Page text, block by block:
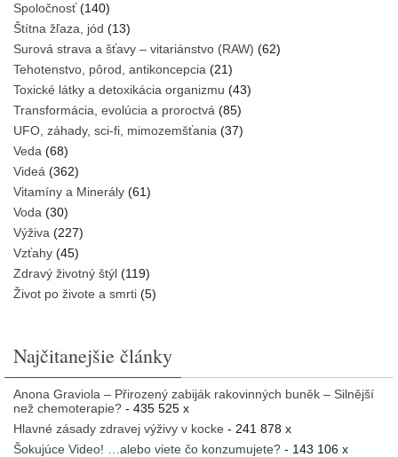
Spoločnosť(140)
Štítna žľaza, jód (13)
Surová strava a šťavy – vitariánstvo (RAW) (62)
Tehotenstvo, pôrod, antikoncepcia (21)
Toxické látky a detoxikácia organizmu (43)
Transformácia, evolúcia a proroctvá (85)
UFO, záhady, sci-fi, mimozemšťania (37)
Veda (68)
Videá (362)
Vitamíny a Minerály (61)
Voda (30)
Výživa (227)
Vzťahy (45)
Zdravý životný štýl (119)
Život po živote a smrti (5)
Najčitanejšie články
Anona Graviola – Přirozený zabiják rakovinných buněk – Silnější
než chemoterapie? - 435 525 x
Hlavné zásady zdravej výživy v kocke - 241 878 x
Šokujúce Video! …alebo viete čo konzumujete? - 143 106 x